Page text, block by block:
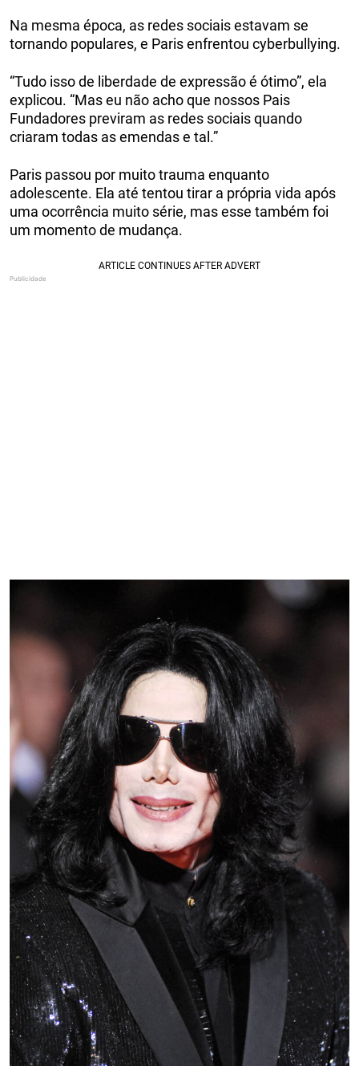
Na mesma época, as redes sociais estavam se
tornando populares, e Paris enfrentou cyberbullying.
“Tudo isso de liberdade de expressão é ótimo”, ela
explicou. “Mas eu não acho que nossos Pais
Fundadores previram as redes sociais quando
criaram todas as emendas e tal.”
Paris passou por muito trauma enquanto
adolescente. Ela até tentou tirar a própria vida após
uma ocorrência muito série, mas esse também foi
um momento de mudança.